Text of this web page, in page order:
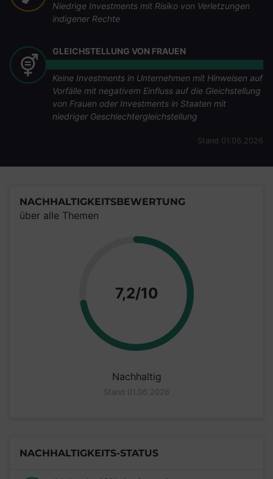
Niedrige Investments mit Risiko von Verletzungen
indigener Rechte
GLEICHSTELLUNG VON FRAUEN
Keine Investments in Unternehmen mit Hinweisen auf
Vorfälle mit negativem Einfluss auf die Gleichstellung
von Frauen oder Investments in Staaten mit
niedriger Geschlechtergleichstellung
Stand 01.06.2026
NACHHALTIGKEITSBEWERTUNG
über alle Themen
7,2/10 Punkte
Nachhaltig
Stand 01.06.2026
NACHHALTIGKEITS-STATUS